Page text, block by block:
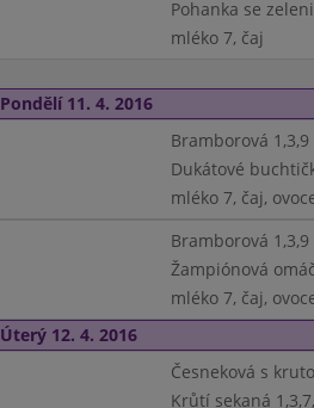
Pohanka se
mléko 7, čaj
Pondělí 11. 4. 2016
Bramborová 1,3,9
Dukátové
mléko 7, čaj,
Bramborová 1,3,9
Žampiónová
mléko 7, čaj,
Úterý 12. 4. 2016
Česneková s
Krůtí sekaná